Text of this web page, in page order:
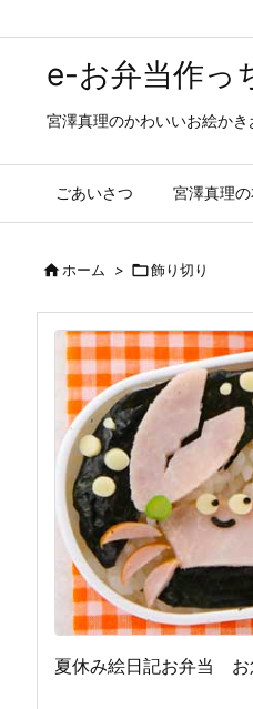
e-お弁当作っ
宮澤真理のかわいいお絵か
ごあいさつ 宮澤真理
ホーム > 飾り切り
夏休み絵日記お弁当